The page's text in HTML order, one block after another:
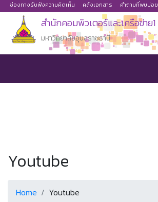
ช่องทางรับฟังความคิดเห็น คลังเอกสาร คำถามที่พบบ่อย
สำนักคอมพิวเตอร์และเครือข่าย1
มหาวิทยาลัยอุบลราชธานี
Youtube
Home Youtube